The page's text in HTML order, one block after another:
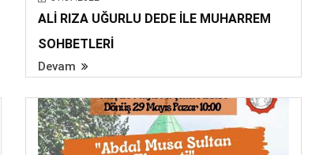
ALİ RIZA UĞURLU DEDE İLE MUHARREM
SOHBETLERİ
Devam